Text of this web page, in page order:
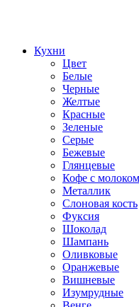
Кухни
Цвет
Белые
Черные
Желтые
Красные
Зеленые
Серые
Бежевые
Глянцевые
Кофе с молоком
Металлик
Слоновая кость
Фуксия
Шоколад
Шампань
Оливковые
Оранжевые
Вишневые
Изумрудные